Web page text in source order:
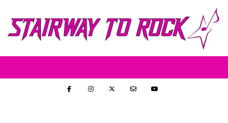
content